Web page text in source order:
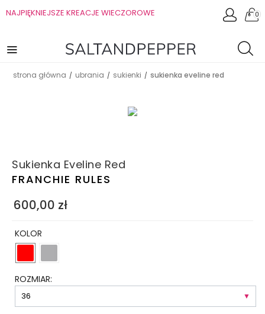
NAJPIĘKNIEJSZE KREACJE WIECZOROWE 0
strona główna / ubrania / sukienki / sukienka eveline red
Sukienka Eveline Red
FRANCHIE RULES
600,00 zł
KOLOR
ROZMIAR: